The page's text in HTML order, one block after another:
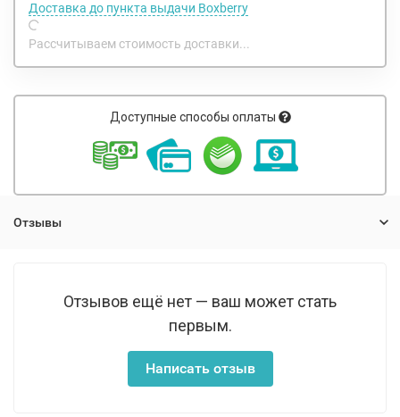
Доставка до пункта выдачи Boxberry
Рассчитываем стоимость доставки...
Доступные способы оплаты
Отзывы
Отзывов ещё нет — ваш может стать
первым.
Написать отзыв